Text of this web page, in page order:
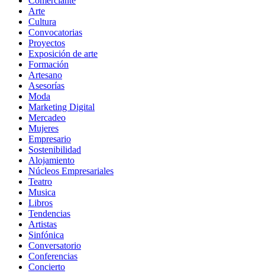
Arte
Cultura
Convocatorias
Proyectos
Exposición de arte
Formación
Artesano
Asesorías
Moda
Marketing Digital
Mercadeo
Mujeres
Empresario
Sostenibilidad
Alojamiento
Núcleos Empresariales
Teatro
Musica
Libros
Tendencias
Artistas
Sinfónica
Conversatorio
Conferencias
Concierto